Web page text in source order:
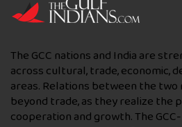
The GCC nations and India are
across cultural, trade, economic,
areas. Relations between the
beyond trade, as they realize
cooperation and growth. The